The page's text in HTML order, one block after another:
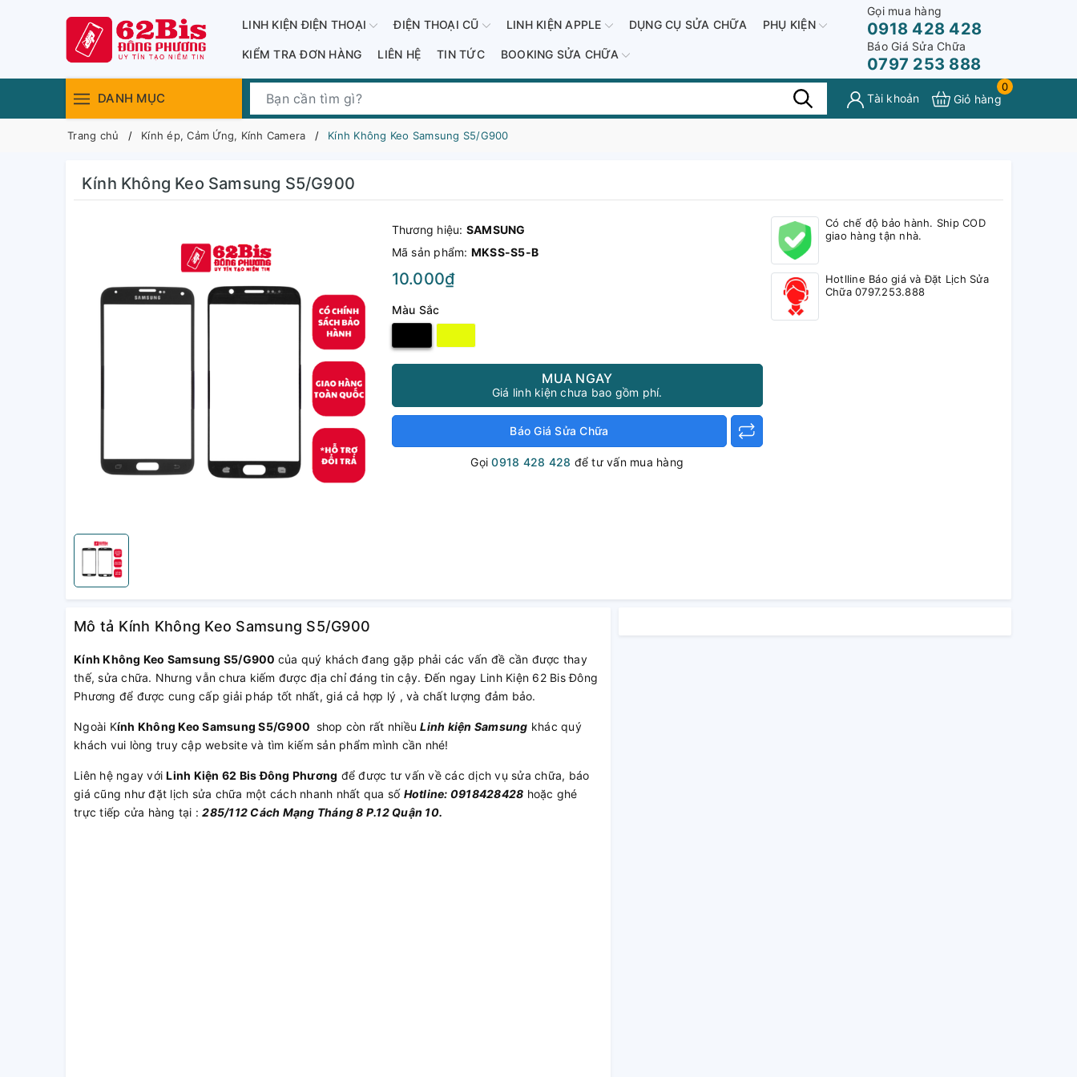
LINH KIỆN ĐIỆN THOẠI ĐIỆN THOẠI CŨ LINH KIỆN APPLE DỤNG CỤ SỬA CHỮA PHỤ KIỆN
KIỂM TRA ĐƠN HÀNG LIÊN HỆ TIN TỨC BOOKING SỬA CHỮA
Gọi mua hàng
0918 428 428
Báo Giá Sửa Chữa
0797 253 888
DANH MỤC Tài khoản
0
Giỏ hàng
Trang chủ Kính ép, Cảm Ứng, Kính Camera Kính Không Keo Samsung S5/G900
Kính Không Keo Samsung S5/G900
Thương hiệu: SAMSUNG
Mã sản phẩm: MKSS-S5-B
10.000₫
Màu Sắc
MUA NGAY
Giá linh kiện chưa bao gồm phí.
Báo Giá Sửa Chữa
Gọi0918 428 428 để tư vấn mua hàng
Có chế độ bảo hành. Ship COD
giao hàng tận nhà.
Hotlline Báo giá và Đặt Lịch Sửa
Chữa 0797.253.888
Mô tả Kính Không Keo Samsung S5/G900
Kính Không Keo Samsung S5/G900 của quý khách đang gặp phải các vấn đề cần được thay
thế, sửa chữa. Nhưng vẫn chưa kiếm được địa chỉ đáng tin cậy. Đến ngay Linh Kiện 62 Bis Đông
Phương để được cung cấp giải pháp tốt nhất, giá cả hợp lý , và chất lượng đảm bảo.
Ngoài Kính Không Keo Samsung S5/G900 shop còn rất nhiềuLinh kiện Samsung khác quý
khách vui lòng truy cập website và tìm kiếm sản phẩm mình cần nhé!
Liên hệ ngay vớiLinh Kiện 62 Bis Đông Phương để được tư vấn về các dịch vụ sửa chữa, báo
giá cũng như đặt lịch sửa chữa một cách nhanh nhất qua số Hotline: 0918428428 hoặc ghé
trực tiếp cửa hàng tại :285/112 Cách Mạng Tháng 8 P.12 Quận 10.